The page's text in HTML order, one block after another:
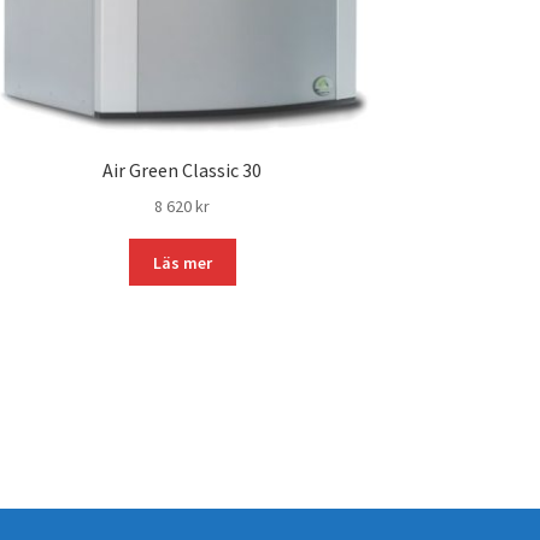
Air Green Classic 30
8 620kr
Läs mer